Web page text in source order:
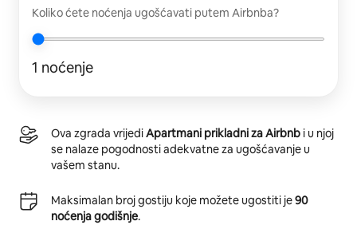
Koliko ćete noćenja ugošćavati putem Airbnba?
1 noćenje
Ova zgrada vrijediApartmani prikladni za Airbnb i u njoj
se nalaze pogodnosti adekvatne za ugošćavanje u
vašem stanu.
Maksimalan broj gostiju koje možete ugostiti je90
noćenja godišnje.